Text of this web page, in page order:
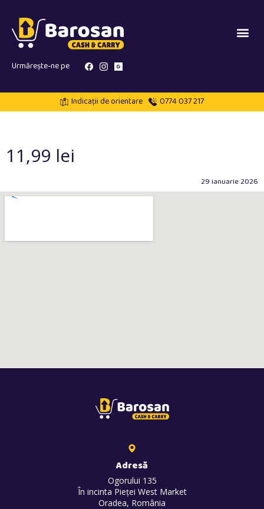
Urmărește-ne pe
Indicații de orientare 0774 037 217
11,99 lei
29 ianuarie 2026
Adresă
Ogorului 135
În incinta Pieței West Market
Oradea, România